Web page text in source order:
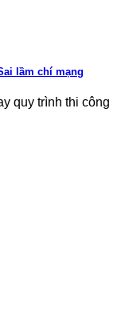
lầm chí mạng
quy trình thi công